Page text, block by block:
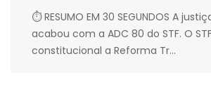
⏱ RESUMO EM 30 SEGUNDOS A
acabou com a ADC 80 do STF. O
constitucional a Reforma Tr...